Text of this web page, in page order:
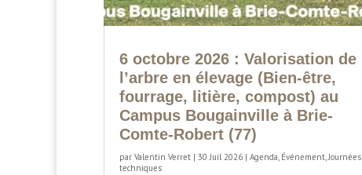
6 octobre 2026 : Valorisation de
l’arbre en élevage (Bien-être,
fourrage, litière, compost) au
Campus Bougainville à Brie-
Comte-Robert (77)
par Valentin Verret | 30 Juil 2026 | Agenda, Événement,Journées
techniques